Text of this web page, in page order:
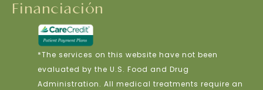
Financiación
*The services on this website have not been
evaluated by the U.S. Food and Drug
Administration. All medical treatments require an